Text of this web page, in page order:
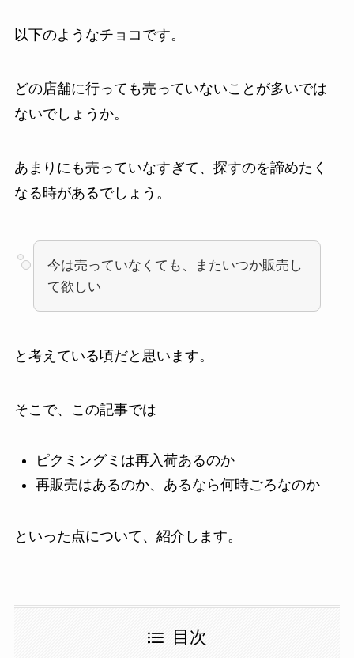
以下のようなチョコです。
どの店舗に行っても売っていないことが多いでは
ないでしょうか。
あまりにも売っていなすぎて、探すのを諦めたく
なる時があるでしょう。
今は売っていなくても、またいつか販売し
て欲しい
と考えている頃だと思います。
そこで、この記事では
ピクミングミは再入荷あるのか
再販売はあるのか、あるなら何時ごろなのか
といった点について、紹介します。
目次